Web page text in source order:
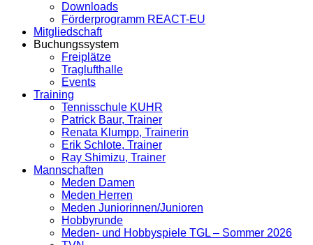
Downloads
Förderprogramm REACT-EU
Mitgliedschaft
Buchungssystem
Freiplätze
Traglufthalle
Events
Training
Tennisschule KUHR
Patrick Baur, Trainer
Renata Klumpp, Trainerin
Erik Schlote, Trainer
Ray Shimizu, Trainer
Mannschaften
Meden Damen
Meden Herren
Meden Juniorinnen/Junioren
Hobbyrunde
Meden- und Hobbyspiele TGL – Sommer 2026